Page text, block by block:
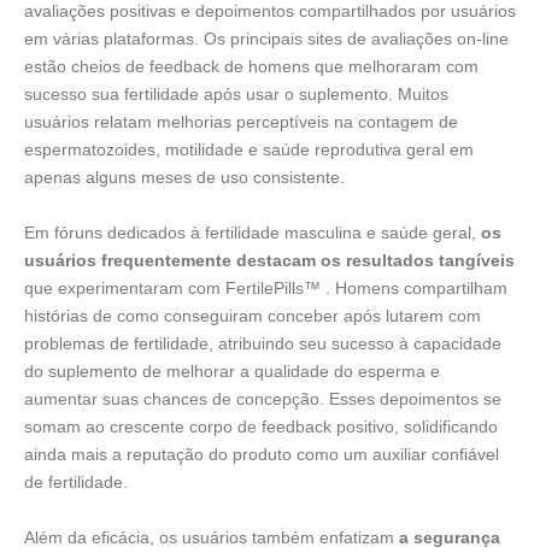
avaliações positivas e depoimentos compartilhados por usuários
em várias plataformas. Os principais sites de avaliações on-line
estão cheios de feedback de homens que melhoraram com
sucesso sua fertilidade após usar o suplemento. Muitos
usuários relatam melhorias perceptíveis na contagem de
espermatozoides, motilidade e saúde reprodutiva geral em
apenas alguns meses de uso consistente.
Em fóruns dedicados à fertilidade masculina e saúde geral, os
usuários frequentemente destacam os resultados tangíveis
que experimentaram com FertilePills™ . Homens compartilham
histórias de como conseguiram conceber após lutarem com
problemas de fertilidade, atribuindo seu sucesso à capacidade
do suplemento de melhorar a qualidade do esperma e
aumentar suas chances de concepção. Esses depoimentos se
somam ao crescente corpo de feedback positivo, solidificando
ainda mais a reputação do produto como um auxiliar confiável
de fertilidade.
Além da eficácia, os usuários também enfatizam a segurança